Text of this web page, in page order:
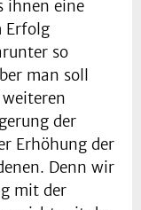
ihnen eine
Erfolg
so
man soll
der
Erhöhung der
Denn wir
mit der